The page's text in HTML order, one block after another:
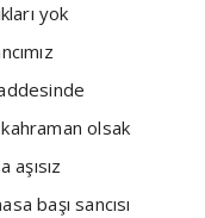
yok
olsak
başı sancısı